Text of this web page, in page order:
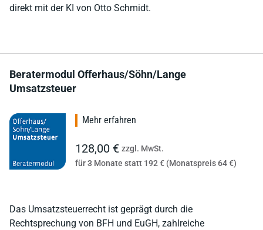
direkt mit der KI von Otto Schmidt.
Beratermodul Offerhaus/Söhn/Lange
Umsatzsteuer
Das Umsatzsteuerrecht ist geprägt durch die
Rechtsprechung von BFH und EuGH, zahlreiche
Mehr erfahren
128,00 € zzgl. MwSt.
für 3 Monate statt 192 € (Monatspreis 64 €)